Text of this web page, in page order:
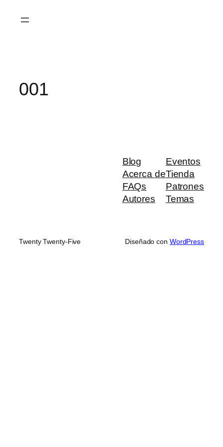
001
Blog
Acerca de
FAQs
Autores
Eventos
Tienda
Patrones
Temas
Twenty Twenty-Five Diseñado con WordPress